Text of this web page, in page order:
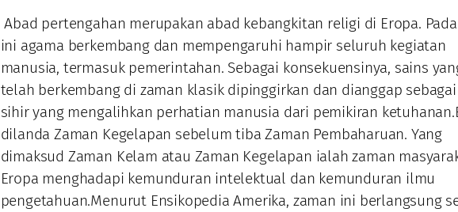
Abad pertengahan merupakan abad kebangkitan religi di Eropa.
ini agama berkembang dan mempengaruhi hampir seluruh kegiatan
manusia, termasuk pemerintahan. Sebagai konsekuensinya, sains
telah berkembang di zaman klasik dipinggirkan dan dianggap
sihir yang mengalihkan perhatian manusia dari pemikiran
dilanda Zaman Kegelapan sebelum tiba Zaman Pembaharuan. Yang
dimaksud Zaman Kelam atau Zaman Kegelapan ialah zaman
Eropa menghadapi kemunduran intelektual dan kemunduran ilmu
pengetahuan.Menurut Ensikopedia Amerika, zaman ini berlangsung